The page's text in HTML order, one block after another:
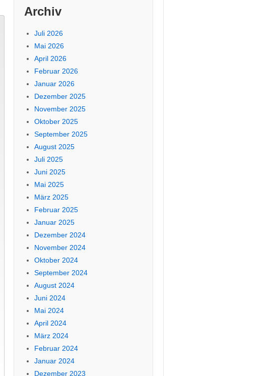
Archiv
Juli 2026
Mai 2026
April 2026
Februar 2026
Januar 2026
Dezember 2025
November 2025
Oktober 2025
September 2025
August 2025
Juli 2025
Juni 2025
Mai 2025
März 2025
Februar 2025
Januar 2025
Dezember 2024
November 2024
Oktober 2024
September 2024
August 2024
Juni 2024
Mai 2024
April 2024
März 2024
Februar 2024
Januar 2024
Dezember 2023